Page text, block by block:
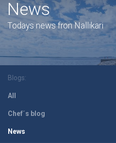
News
Todays news fron Nallikari
Blogs:
All
Chef´s blog
News